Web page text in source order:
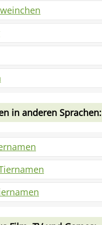
in anderen Sprachen: